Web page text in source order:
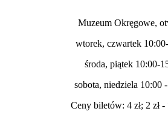
Muzeum Okręgowe,
wtorek, czwartek
środa, piątek 10:00-
sobota, niedziela 10:00
Ceny biletów: 4 zł; 2 zł